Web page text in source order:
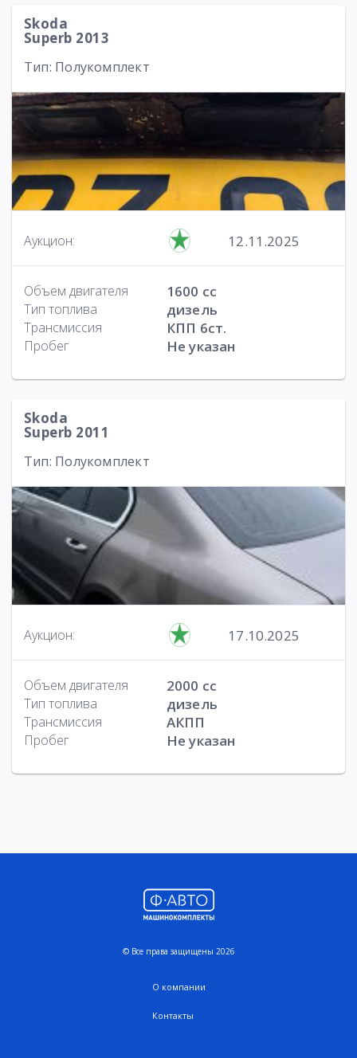
Skoda
Superb 2013
Тип: Полукомплект
Аукцион: 12.11.2025
Объем двигателя 1600 cc
Тип топлива дизель
Трансмиссия КПП 6ст.
Пробег Не указан
Skoda
Superb 2011
Тип: Полукомплект
Аукцион: 17.10.2025
Объем двигателя 2000 cc
Тип топлива дизель
Трансмиссия АКПП
Пробег Не указан
© Все права защищены 2026
О компании
Контакты